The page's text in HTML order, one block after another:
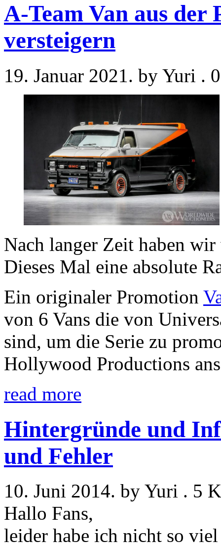
A-Team Van aus der
versteigern
19. Januar 2021. by Yuri .
Nach langer Zeit haben
Dieses Mal eine absolute
Ein originaler Promotion
von 6 Vans die von
sind, um die Serie zu
Hollywood Productions
read more
Hintergründe und
und Fehler
10. Juni 2014. by Yuri . 5
Hallo Fans,
leider habe ich nicht so